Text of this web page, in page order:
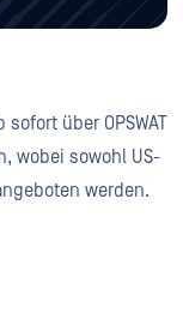
sofort über OPSWAT
wobei sowohl US-
werden.